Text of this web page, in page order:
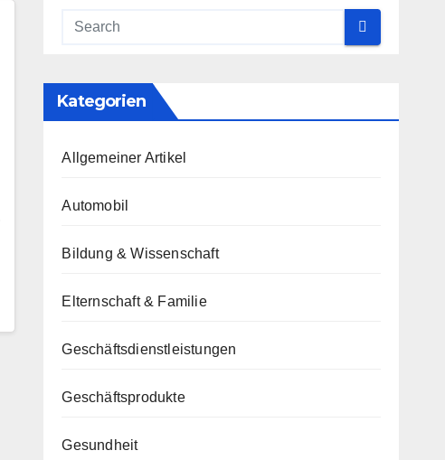
Kategorien
Allgemeiner Artikel
Automobil
Bildung & Wissenschaft
Elternschaft & Familie
Geschäftsdienstleistungen
Geschäftsprodukte
Gesundheit